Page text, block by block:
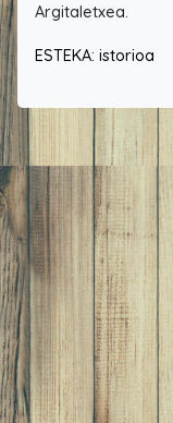
Argitaletxea.
ESTEKA: istorioa